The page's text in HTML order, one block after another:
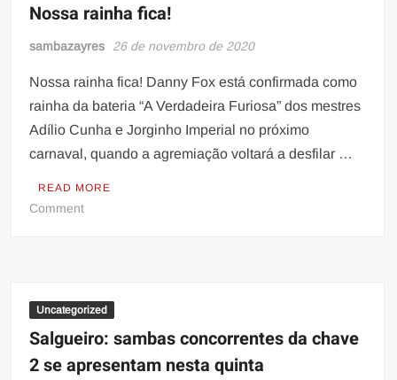
fazer
piada
marombeiros
Nossa rainha fica!
sambazayres 26 de novembro de 2020
Nossa rainha fica! Danny Fox está confirmada como
rainha da bateria “A Verdadeira Furiosa” dos mestres
Adílio Cunha e Jorginho Imperial no próximo
carnaval, quando a agremiação voltará a desfilar …
READ MORE
Commenton
Uncategorized
Salgueiro: sambas concorrentes da chave
2 se apresentam nesta quinta